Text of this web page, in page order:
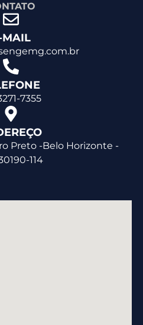
MAIL
7355
Preto -Belo Horizonte -
114